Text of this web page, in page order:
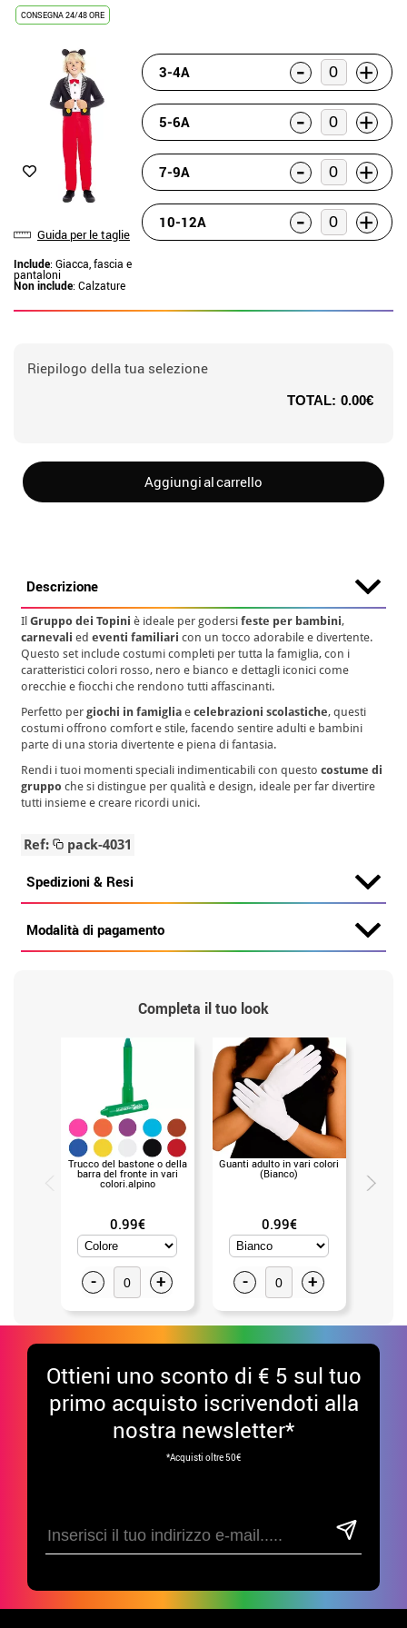
CONSEGNA 24/48 ORE
Guida per le taglie
Include: Giacca, fascia e
pantaloni
Non include: Calzature
3-4A - +
5-6A - +
7-9A - +
10-12A - +
Riepilogo della tua selezione
TOTAL: 0.00€
Aggiungi al carrello
Descrizione
IlGruppo dei Topini è ideale per godersifeste per bambini,
carnevali edeventi familiari con un tocco adorabile e divertente.
Questo set include costumi completi per tutta la famiglia, con i
caratteristici colori rosso, nero e bianco e dettagli iconici come
orecchie e fiocchi che rendono tutti affascinanti.
Perfetto pergiochi in famiglia ecelebrazioni scolastiche, questi
costumi offrono comfort e stile, facendo sentire adulti e bambini
parte di una storia divertente e piena di fantasia.
Rendi i tuoi momenti speciali indimenticabili con questocostume di
gruppo che si distingue per qualità e design, ideale per far divertire
tutti insieme e creare ricordi unici.
Ref: pack-4031
Spedizioni & Resi
Modalità di pagamento
Completa il tuo look
Trucco del bastone o della
barra del fronte in vari
colori.alpino
0.99€
- +
Guanti adulto in vari colori
(Bianco)
0.99€
- +
Ottieni uno sconto di € 5 sul tuo
primo acquisto iscrivendoti alla
nostra newsletter*
*Acquisti oltre 50€